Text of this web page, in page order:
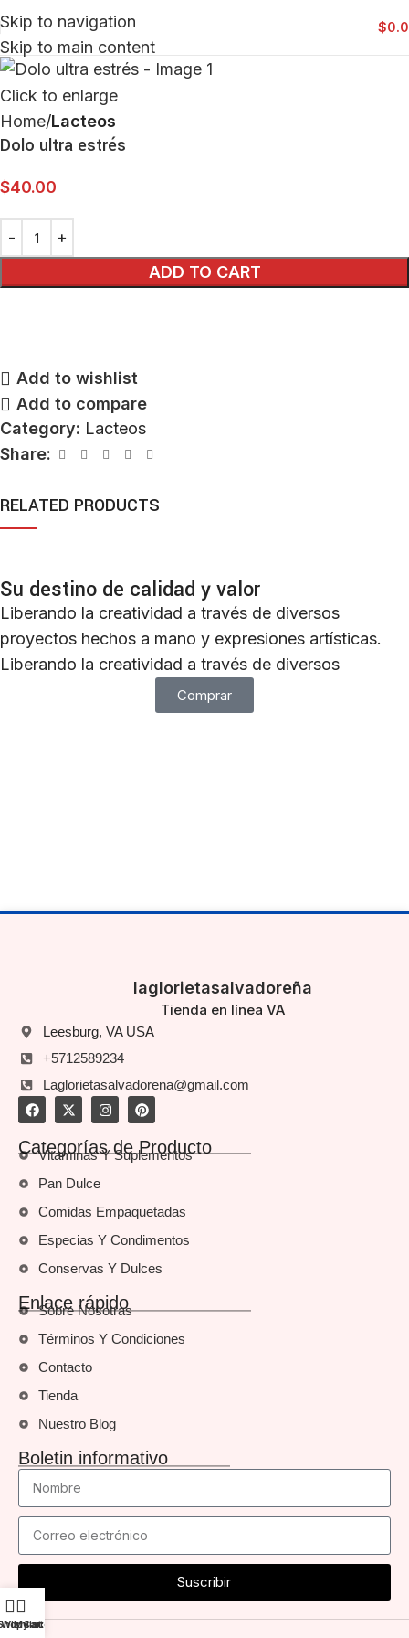
Skip to navigation
Skip to main content
$
Click to enlarge
Home Lacteos
Dolo ultra estrés
$40.00
ADD TO CART
Add to wishlist
Add to compare
Category: Lacteos
Share:
RELATED PRODUCTS
Su destino de calidad y valor
Liberando la creatividad a través de diversos
proyectos hechos a mano y expresiones artísticas.
Liberando la creatividad a través de diversos
Comprar
laglorietasalvadoreña
Tienda en línea VA
Leesburg, VA USA
+5712589234
Laglorietasalvadorena@gmail.com
Categorías de Producto
Vitaminas Y Suplementos
Pan Dulce
Comidas Empaquetadas
Especias Y Condimentos
Conservas Y Dulces
Enlace rápido
Sobre Nosotras
Términos Y Condiciones
Contacto
Tienda
Nuestro Blog
Boletin informativo
Suscribir
Wishlist
Cart
My account